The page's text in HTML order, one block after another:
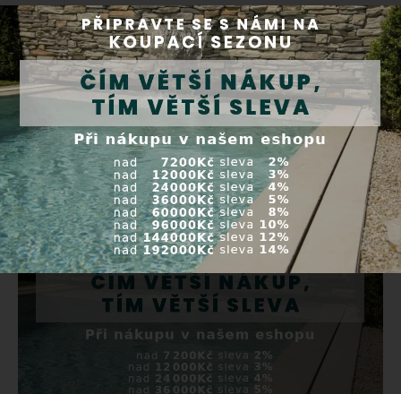
Cena celkem: 30 991,00 CZK
Vložit všechny do košíku